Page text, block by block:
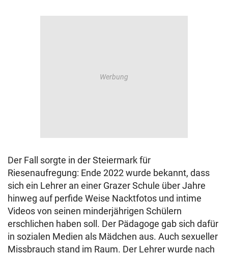
Der Fall sorgte in der Steiermark für
Riesenaufregung: Ende 2022 wurde bekannt, dass
sich ein Lehrer an einer Grazer Schule über Jahre
hinweg auf perfide Weise Nacktfotos und intime
Videos von seinen minderjährigen Schülern
erschlichen haben soll. Der Pädagoge gab sich dafür
in sozialen Medien als Mädchen aus. Auch sexueller
Missbrauch stand im Raum. Der Lehrer wurde nach